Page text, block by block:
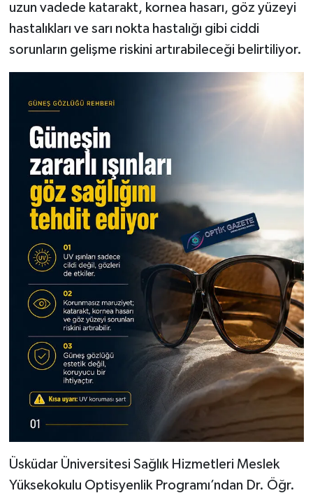
uzun vadede katarakt, kornea hasarı, göz yüzeyi
hastalıkları ve sarı nokta hastalığı gibi ciddi
sorunların gelişme riskini artırabileceği belirtiliyor.
Üsküdar Üniversitesi Sağlık Hizmetleri Meslek
Yüksekokulu Optisyenlik Programı’ndan Dr. Öğr.